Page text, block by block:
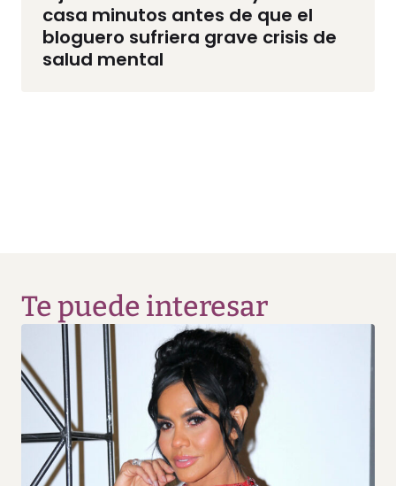
casa minutos antes de que el
bloguero sufriera grave crisis de
salud mental
Te puede interesar